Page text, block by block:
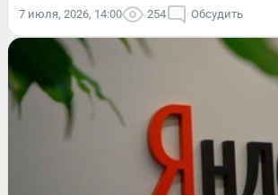
7 июля, 2026, 14:00 254 Обсудить